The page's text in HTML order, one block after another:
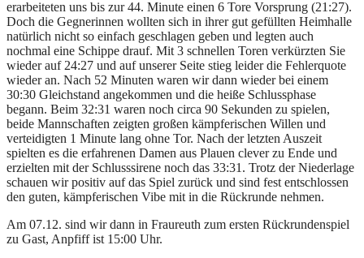
erarbeiteten uns bis zur 44. Minute einen 6 Tore Vorsprung (21:27).
Doch die Gegnerinnen wollten sich in ihrer gut gefüllten Heimhalle
natürlich nicht so einfach geschlagen geben und legten auch
nochmal eine Schippe drauf. Mit 3 schnellen Toren verkürzten Sie
wieder auf 24:27 und auf unserer Seite stieg leider die Fehlerquote
wieder an. Nach 52 Minuten waren wir dann wieder bei einem
30:30 Gleichstand angekommen und die heiße Schlussphase
begann. Beim 32:31 waren noch circa 90 Sekunden zu spielen,
beide Mannschaften zeigten großen kämpferischen Willen und
verteidigten 1 Minute lang ohne Tor. Nach der letzten Auszeit
spielten es die erfahrenen Damen aus Plauen clever zu Ende und
erzielten mit der Schlusssirene noch das 33:31. Trotz der Niederlage
schauen wir positiv auf das Spiel zurück und sind fest entschlossen
den guten, kämpferischen Vibe mit in die Rückrunde nehmen.
Am 07.12. sind wir dann in Fraureuth zum ersten Rückrundenspiel
zu Gast, Anpfiff ist 15:00 Uhr.